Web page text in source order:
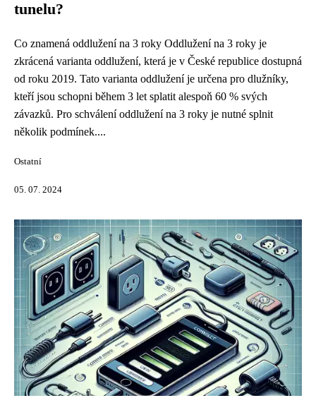
tunelu?
Co znamená oddlužení na 3 roky Oddlužení na 3 roky je
zkrácená varianta oddlužení, která je v České republice dostupná
od roku 2019. Tato varianta oddlužení je určena pro dlužníky,
kteří jsou schopni během 3 let splatit alespoň 60 % svých
závazků. Pro schválení oddlužení na 3 roky je nutné splnit
několik podmínek....
Ostatní
05. 07. 2024